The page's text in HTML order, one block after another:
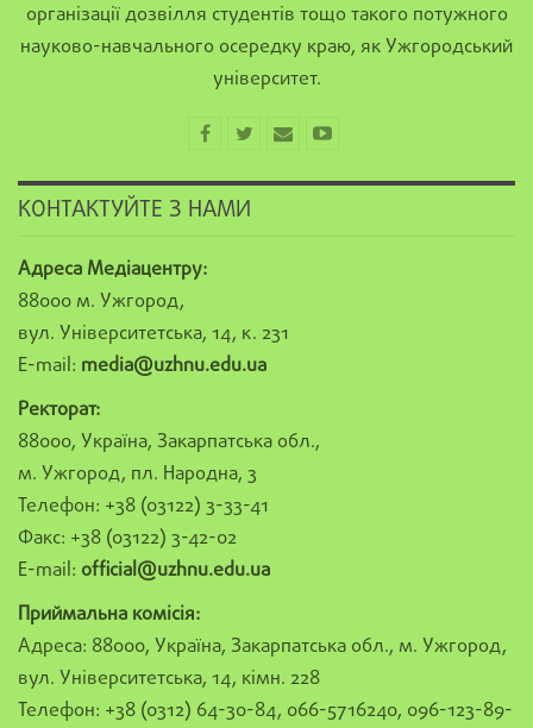
організації дозвілля студентів тощо такого потужного
науково-навчального осередку краю, як Ужгородський
університет.
КОНТАКТУЙТЕ З НАМИ
Адреса Медіацентру:
88000 м. Ужгород,
вул. Університетська, 14, к. 231
E-mail: media@uzhnu.edu.ua
Ректорат:
88000, Україна, Закарпатська обл.,
м. Ужгород, пл. Народна, 3
Телефон: +38 (03122) 3-33-41
Факс: +38 (03122) 3-42-02
E-mail: official@uzhnu.edu.ua
Приймальна комісія:
Адреса: 88000, Україна, Закарпатська обл., м. Ужгород,
вул. Університетська, 14, кімн. 228
Телефон: +38 (0312) 64-30-84, 066-5716240, 096-123-89-